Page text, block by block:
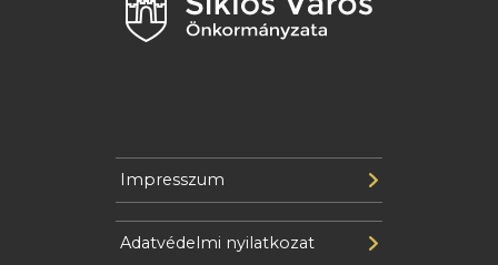
Impresszum
Adatvédelmi nyilatkozat